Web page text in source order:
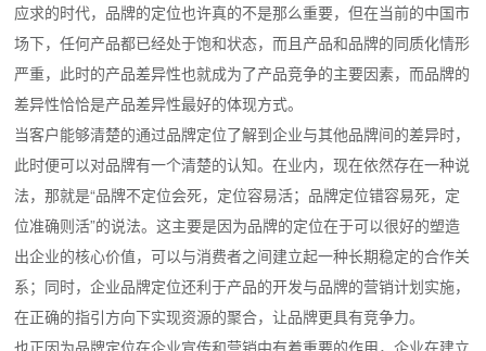
应求的时代，品牌的定位也许真的不是那么重要，但在当前的中国市
场下，任何产品都已经处于饱和状态，而且产品和品牌的同质化情形
严重，此时的产品差异性也就成为了产品竞争的主要因素，而品牌的
差异性恰恰是产品差异性最好的体现方式。
当客户能够清楚的通过品牌定位了解到企业与其他品牌间的差异时，
此时便可以对品牌有一个清楚的认知。在业内，现在依然存在一种说
法，那就是“品牌不定位会死，定位容易活；品牌定位错容易死，定
位准确则活”的说法。这主要是因为品牌的定位在于可以很好的塑造
出企业的核心价值，可以与消费者之间建立起一种长期稳定的合作关
系；同时，企业品牌定位还利于产品的开发与品牌的营销计划实施，
在正确的指引方向下实现资源的聚合，让品牌更具有竞争力。
也正因为品牌定位在企业宣传和营销中有着重要的作用，企业在建立